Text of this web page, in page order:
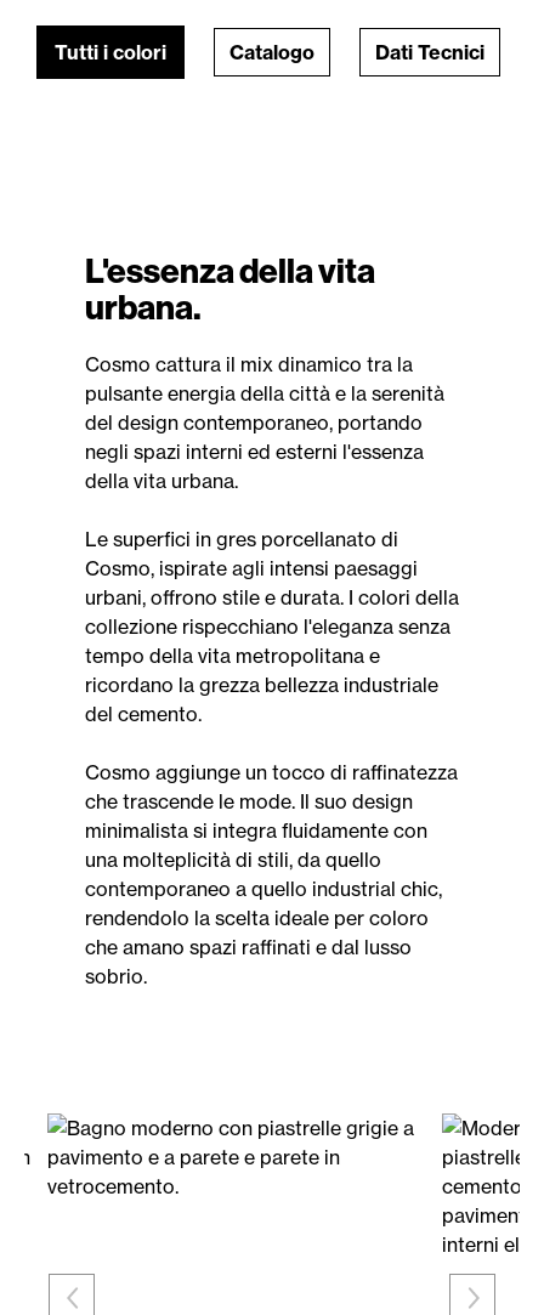
Tutti i colori Catalogo Dati Tecnici
L'essenza della vita
urbana.
Cosmo cattura il mix dinamico tra la
pulsante energia della città e la serenità
del design contemporaneo, portando
negli spazi interni ed esterni l'essenza
della vita urbana.
Le superfici in gres porcellanato di
Cosmo, ispirate agli intensi paesaggi
urbani, offrono stile e durata. I colori della
collezione rispecchiano l'eleganza senza
tempo della vita metropolitana e
ricordano la grezza bellezza industriale
del cemento.
Cosmo aggiunge un tocco di raffinatezza
che trascende le mode. Il suo design
minimalista si integra fluidamente con
una molteplicità di stili, da quello
contemporaneo a quello industrial chic,
rendendolo la scelta ideale per coloro
che amano spazi raffinati e dal lusso
sobrio.